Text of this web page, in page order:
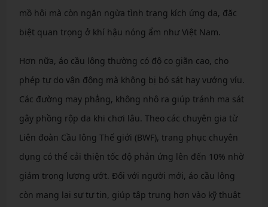
mồ hôi mà còn ngăn ngừa tình trạng kích ứng da, đặc
biệt quan trọng ở khí hậu nóng ẩm như Việt Nam.
Hơn nữa, áo cầu lông thường có độ co giãn cao, cho
phép tự do vận động mà không bị bó sát hay vướng víu.
Các đường may phẳng, không nhô ra giúp tránh ma sát
gây phồng rộp da khi chơi lâu. Theo các chuyên gia từ
Liên đoàn Cầu lông Thế giới (BWF), trang phục chuyên
dụng có thể cải thiện tốc độ phản ứng lên đến 10% nhờ
giảm trọng lượng ướt. Đối với người mới, áo cầu lông
còn mang lại sự tự tin, giúp tập trung hơn vào kỹ thuật